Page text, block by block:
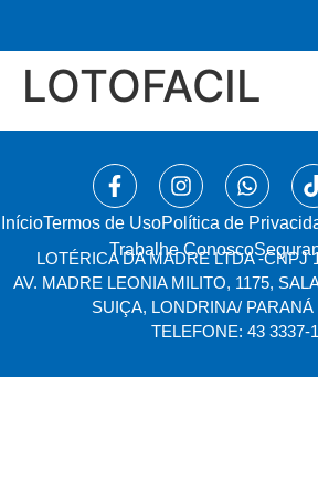
LOTOFACIL
Início⁠Termos de UsoPolítica de
Trabalhe Conosco
LOTÉRICA DA MADRE LTDA -CNPJ
AV. MADRE LEONIA MILITO, 1175,
SUIÇA, LONDRINA/ PARANÁ
TELEFONE: 43 3337-